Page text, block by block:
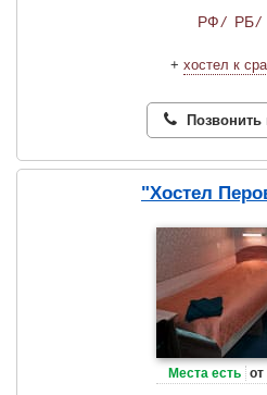
РФ/ РБ/
+ хостел к
Позвонить
"Хостел
Места есть от